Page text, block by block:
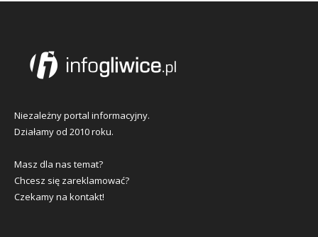
Niezależny portal informacyjny.
Działamy od 2010 roku.
Masz dla nas temat?
Chcesz się zareklamować?
Czekamy na kontakt!